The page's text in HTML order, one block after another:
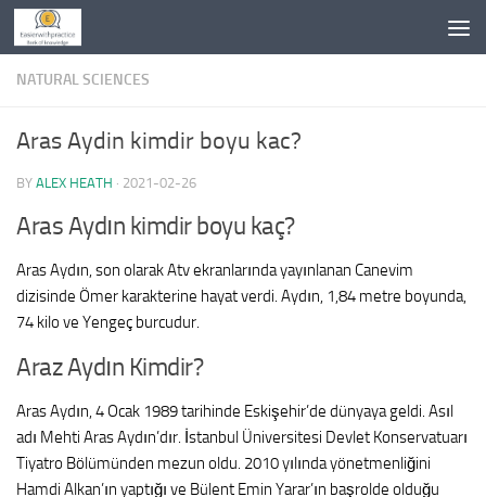
Skip to content
NATURAL SCIENCES
Aras Aydin kimdir boyu kac?
BY ALEX HEATH · 2021-02-26
Aras Aydın kimdir boyu kaç?
Aras Aydın, son olarak Atv ekranlarında yayınlanan Canevim
dizisinde Ömer karakterine hayat verdi. Aydın, 1,84 metre boyunda,
74 kilo ve Yengeç burcudur.
Araz Aydın Kimdir?
Aras Aydın, 4 Ocak 1989 tarihinde Eskişehir’de dünyaya geldi. Asıl
adı Mehti Aras Aydın’dır. İstanbul Üniversitesi Devlet Konservatuarı
Tiyatro Bölümünden mezun oldu. 2010 yılında yönetmenliğini
Hamdi Alkan’ın yaptığı ve Bülent Emin Yarar’ın başrolde olduğu